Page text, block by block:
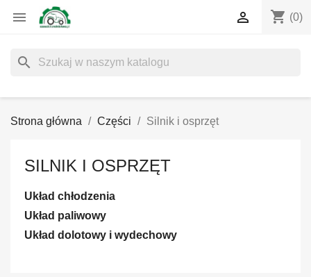
 shopping_cart (0)

search
Strona główna Części Silnik i osprzęt
SILNIK I OSPRZĘT
Układ chłodzenia
Układ paliwowy
Układ dolotowy i wydechowy